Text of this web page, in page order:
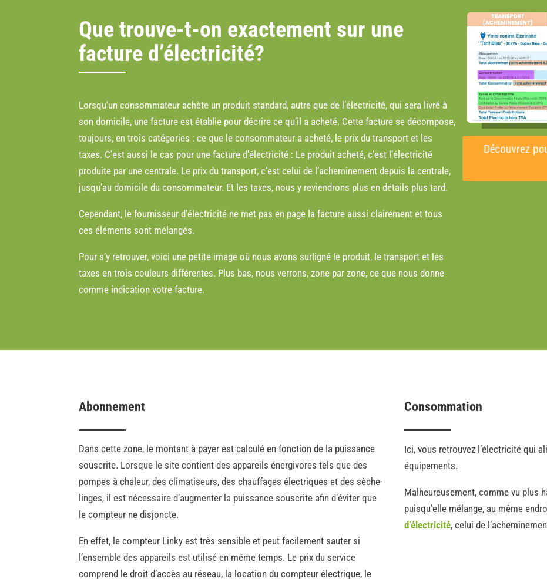
Que trouve-t-on exactement sur une
facture d’électricité?
Lorsqu’un consommateur achète un produit standard, autre que de l’électricité, qui sera livré à
son domicile, une facture est établie pour décrire ce qu’il a acheté. Cette facture se décompose,
toujours, en trois catégories : ce que le consommateur a acheté, le prix du transport et les
taxes. C’est aussi le cas pour une facture d’électricité : Le produit acheté, c’est l’électricité
produite par une centrale. Le prix du transport, c’est celui de l’acheminement depuis la centrale,
jusqu’au domicile du consommateur. Et les taxes, nous y reviendrons plus en détails plus tard.
Cependant, le fournisseur d’électricité ne met pas en page la facture aussi clairement et tous
ces éléments sont mélangés.
Pour s’y retrouver, voici une petite image où nous avons surligné le produit, le transport et les
taxes en trois couleurs différentes. Plus bas, nous verrons, zone par zone, ce que nous donne
comme indication votre facture.
Découvrez
Abonnement
Dans cette zone, le montant à payer est calculé en fonction de la puissance
souscrite. Lorsque le site contient des appareils énergivores tels que des
pompes à chaleur, des climatiseurs, des chauffages électriques et des sèche-
linges, il est nécessaire d’augmenter la puissance souscrite afin d’éviter que
le compteur ne disjoncte.
En effet, le compteur Linky est très sensible et peut facilement sauter si
l’ensemble des appareils est utilisé en même temps. Le prix du service
comprend le droit d’accès au réseau, la location du compteur électrique, le
Consommation
Ici, vous retrouvez l’électricité qui
équipements.
Malheureusement, comme vu plus
puisqu’elle mélange, au même
d’électricité, celui de